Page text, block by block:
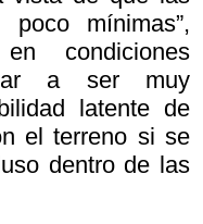
mínimas”,
condiciones
a ser muy
latente de
el terreno si se
dentro de las